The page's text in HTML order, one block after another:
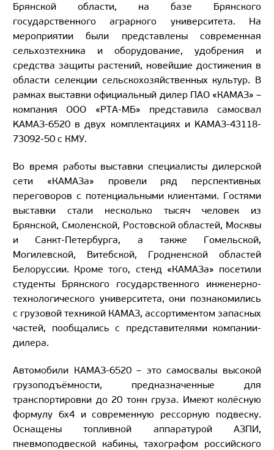
Брянской области, на базе Брянского
государственного аграрного университета. На
мероприятии были представлены современная
сельхозтехника и оборудование, удобрения и
средства защиты растений, новейшие достижения в
области селекции сельскохозяйственных культур. В
рамках выставки официальный дилер ПАО «КАМАЗ» –
компания ООО «РТА-МБ» представила самосвал
KAMAЗ-6520 в двух комплектациях и KAMAЗ-43118-
73092-50 c КМУ.
Во время работы выставки специалисты дилерской
сети «КАМАЗа» провели ряд перспективных
переговоров с потенциальными клиентами. Гостями
выставки стали несколько тысяч человек из
Брянской, Смоленской, Ростовской областей, Москвы
и Санкт-Петербурга, а также Гомельской,
Могилевской, Витебской, Гродненской областей
Белоруссии. Кроме того, стенд «КАМАЗа» посетили
студенты Брянского государственного инженерно-
технологического университета, они познакомились
с грузовой техникой КАМАЗ, ассортиментом запасных
частей, пообщались с представителями компании-
дилера.
Автомобили КАМАЗ-6520 – это самосвалы высокой
грузоподъёмности, предназначенные для
транспортировки до 20 тонн груза. Имеют колёсную
формулу 6х4 и современную рессорную подвеску.
Оснащены топливной аппаратурой АЗПИ,
пневмоподвеской кабины, тахографом российского